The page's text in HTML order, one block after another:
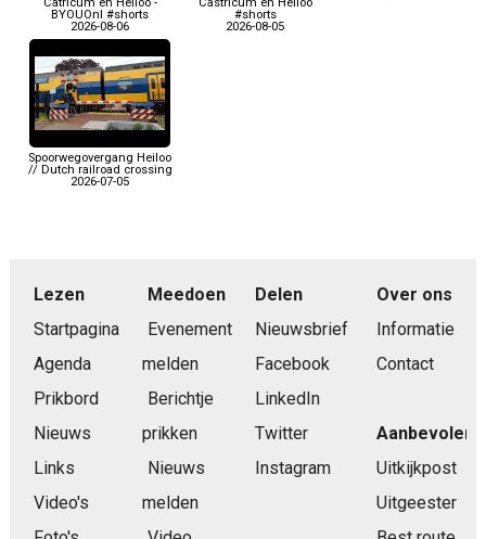
BYOUOnl #shorts
2026-08-06
#shorts
2026-08-05
Spoorwegovergang Heiloo
// Dutch railroad crossing
2026-07-05
Lezen
Startpagina
Agenda
Prikbord
Nieuws
Links
Video's
Meedoen
Evenement
melden
Berichtje
prikken
Nieuws
melden
Delen
Nieuwsbrief
Facebook
LinkedIn
Twitter
Instagram
Over ons
Informatie
Contact
Aanbevolen
Uitkijkpost
Uitgeester